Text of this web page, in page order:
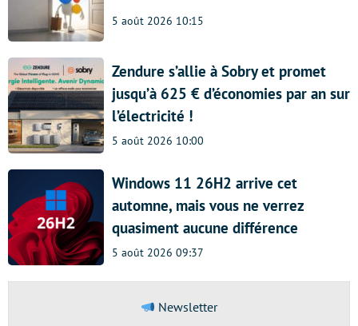
5 août 2026 10:15
Zendure s’allie à Sobry et promet
jusqu’à 625 € d’économies par an sur
l’électricité !
5 août 2026 10:00
Windows 11 26H2 arrive cet
automne, mais vous ne verrez
quasiment aucune différence
5 août 2026 09:37
Newsletter